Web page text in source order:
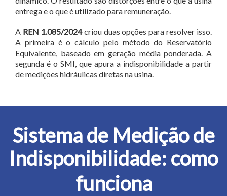
entrega e o que é utilizado para remuneração.
A REN 1.085/2024criou duas opções para resolver isso.
A primeira é o cálculo pelo método do Reservatório
Equivalente, baseado em geração média ponderada. A
segunda é o SMI, que apura a indisponibilidade a partir
de medições hidráulicas diretas na usina.
Sistema de Medição de
Indisponibilidade: como
funciona